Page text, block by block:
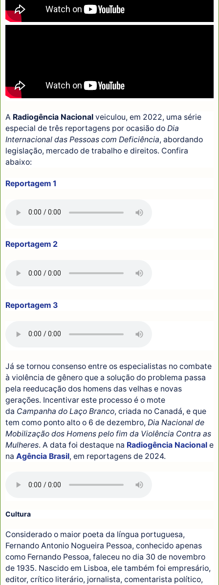
A Radiogência Nacional veiculou, em 2022, uma série
especial de três reportagens por ocasião do Dia
Internacional das Pessoas com Deficiência, abordando
legislação, mercado de trabalho e direitos. Confira
abaixo:
Reportagem 1
Reportagem 2
Reportagem 3
Já se tornou consenso entre os especialistas no combate
à violência de gênero que a solução do problema passa
pela reeducação dos homens das velhas e novas
gerações. Incentivar este processo é o mote
da Campanha do Laço Branco, criada no Canadá, e que
tem como ponto alto o 6 de dezembro, Dia Nacional de
Mobilização dos Homens pelo fim da Violência Contra as
Mulheres. A data foi destaque na Radiogência Nacional e
na Agência Brasil, em reportagens de 2024.
Cultura
Considerado o maior poeta da língua portuguesa,
Fernando Antonio Nogueira Pessoa, conhecido apenas
como Fernando Pessoa, faleceu no dia 30 de novembro
de 1935. Nascido em Lisboa, ele também foi empresário,
editor, crítico literário, jornalista, comentarista político,